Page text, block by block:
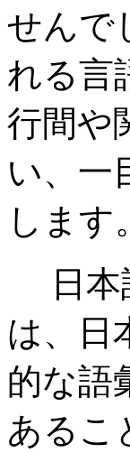
せんで
れる言
行間や
い、一
します。
日
は、日
的な語
あるこ